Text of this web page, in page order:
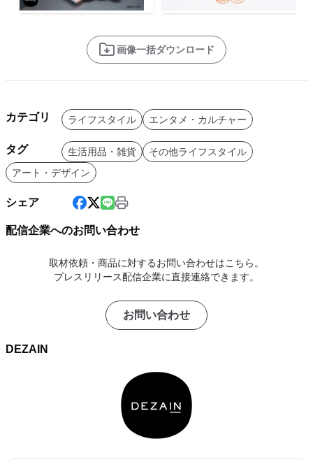
画像一括ダウンロード
カテゴリ ライフスタイル エンタメ・カルチャー
タグ 生活用品・雑貨
その他ライフスタイル
アート・デザイン
シェア
配信企業へのお問い合わせ
取材依頼・商品に対するお問い合わせはこちら。
プレスリリース配信企業に直接連絡できます。
お問い合わせ
DEZAIN